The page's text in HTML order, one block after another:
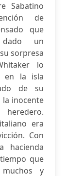
Sabatino
de
que
un
sorpresa
lo
en la isla
de su
la inocente
era
Con
hacienda
que
y